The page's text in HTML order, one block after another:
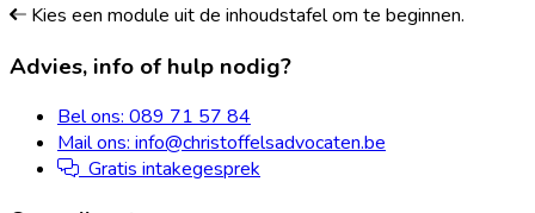
Kies een module uit de inhoudstafel om te beginnen.
Footer
Advies, info of hulp nodig?
Bel ons: 089 71 57 84
Mail ons: info@christoffelsadvocaten.be
Gratis intakegesprek